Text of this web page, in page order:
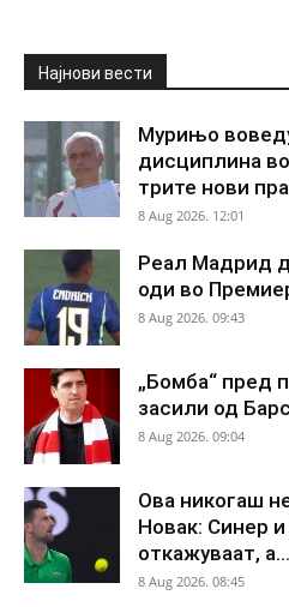
Најнови вести
Мурињо
дисциплина
трите нови
8 Aug 2026. 12:01
Реал Мадрид
оди во
8 Aug 2026. 09:43
„Бомба“ пред
засили од
8 Aug 2026. 09:04
Ова никогаш
Новак: Синер
откажуваат, а...
8 Aug 2026. 08:45